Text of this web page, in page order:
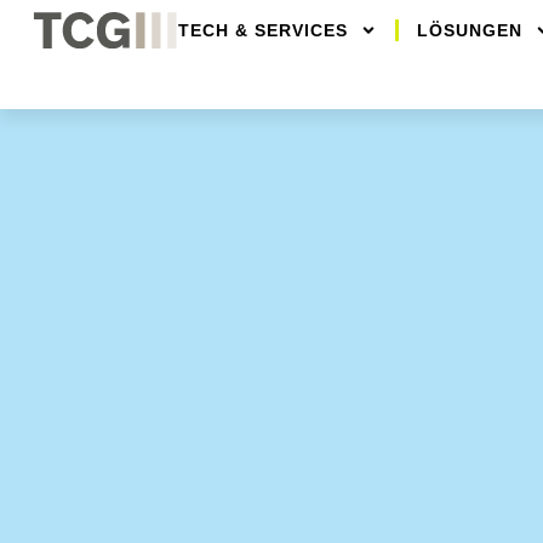
TECH & SERVICES LÖSUNGEN